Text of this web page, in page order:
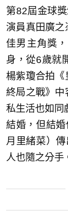
第82屆金球
演員真田廣
佳男主角獎
身，從6歲就
楊紫瓊合拍《
終局之戰》中
私生活也如同
結婚，但結
月里緒菜）
人也隨之分手